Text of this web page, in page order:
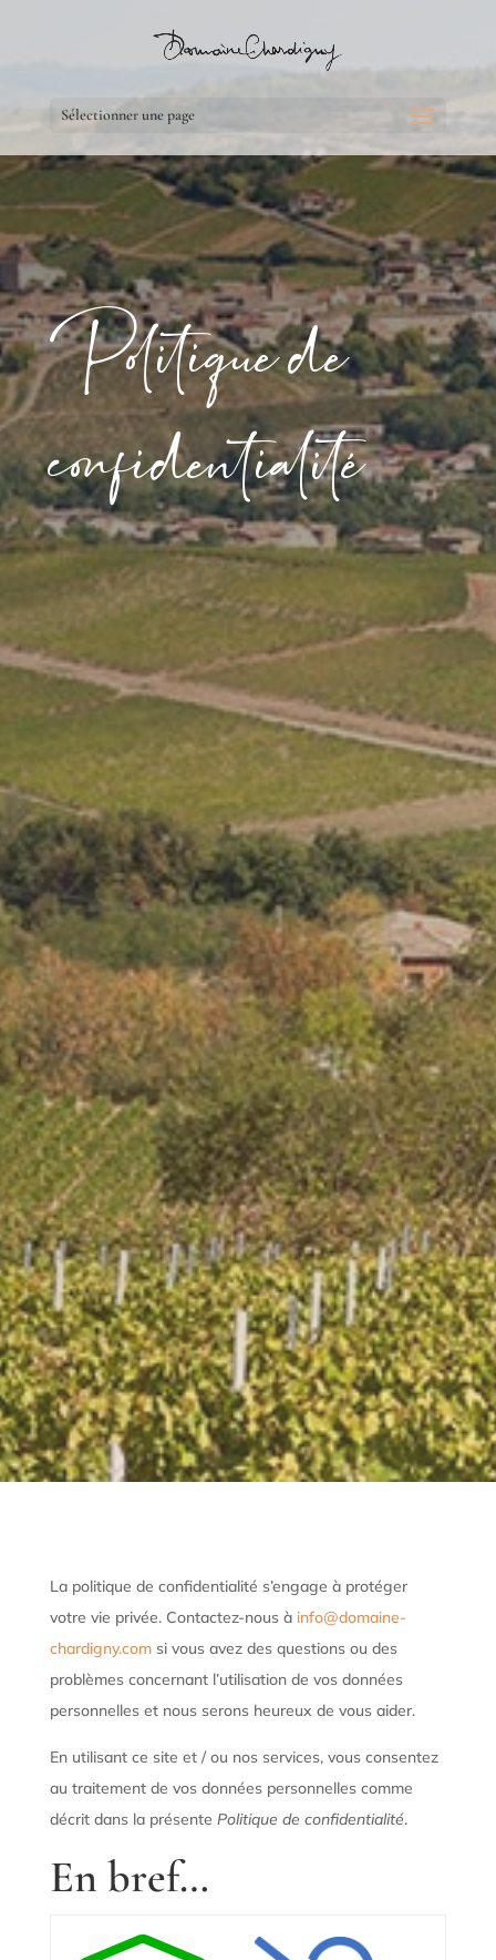
Sélectionner une page
Politique de
confidentialité
La politique de confidentialité s’engage à protéger
votre vie privée. Contactez-nous à info@domaine-
chardigny.comsi vous avez des questions ou des
problèmes concernant l’utilisation de vos données
personnelles et nous serons heureux de vous aider.
En utilisant ce site et / ou nos services, vous consentez
au traitement de vos données personnelles comme
décrit dans la présente Politique de confidentialité.
En bref…